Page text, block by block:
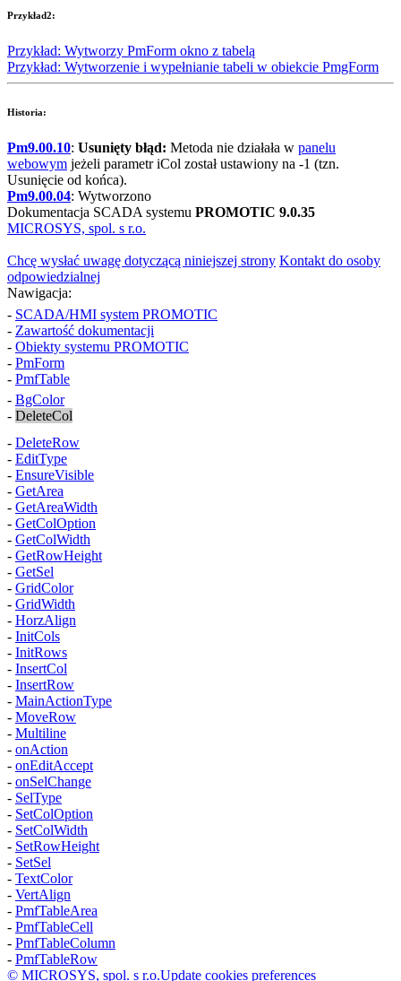
Przykład2:
Przykład: Wytworzy PmForm okno z tabelą
Przykład: Wytworzenie i wypełnianie tabeli w obiekcie PmgForm
Historia:
Pm9.00.10: Usunięty błąd: Metoda nie działała w panelu
webowym jeżeli parametriCol został ustawiony na -1 (tzn.
Usunięcie od końca).
Pm9.00.04: Wytworzono
Dokumentacja SCADA systemu PROMOTIC 9.0.35
MICROSYS, spol. s r.o.
Chcę wysłać uwagę dotyczącą niniejszej strony Kontakt do osoby
odpowiedzialnej
Nawigacja:
- SCADA/HMI system PROMOTIC
- Zawartość dokumentacji
- Obiekty systemu PROMOTIC
- PmForm
- PmfTable
- BgColor
- DeleteCol
- DeleteRow
- EditType
- EnsureVisible
- GetArea
- GetAreaWidth
- GetColOption
- GetColWidth
- GetRowHeight
- GetSel
- GridColor
- GridWidth
- HorzAlign
- InitCols
- InitRows
- InsertCol
- InsertRow
- MainActionType
- MoveRow
- Multiline
- onAction
- onEditAccept
- onSelChange
- SelType
- SetColOption
- SetColWidth
- SetRowHeight
- SetSel
- TextColor
- VertAlign
- PmfTableArea
- PmfTableCell
- PmfTableColumn
- PmfTableRow
© MICROSYS, spol. s r.o.Update cookies preferences